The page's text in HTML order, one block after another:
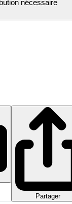
nécessaire
Partager